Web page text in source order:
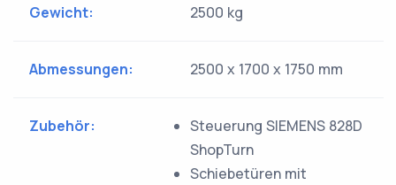
Gewicht: 2500 kg
Abmessungen: 2500 x 1700 x 1750 mm
Zubehör:
Steuerung SIEMENS 828D
ShopTurn
Schiebetüren mit